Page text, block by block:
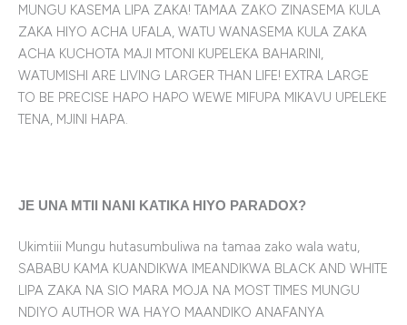
MUNGU KASEMA LIPA ZAKA! TAMAA ZAKO ZINASEMA KULA
ZAKA HIYO ACHA UFALA, WATU WANASEMA KULA ZAKA
ACHA KUCHOTA MAJI MTONI KUPELEKA BAHARINI,
WATUMISHI ARE LIVING LARGER THAN LIFE! EXTRA LARGE
TO BE PRECISE HAPO HAPO WEWE MIFUPA MIKAVU UPELEKE
TENA, MJINI HAPA.
JE UNA MTII NANI KATIKA HIYO PARADOX?
Ukimtiii Mungu hutasumbuliwa na tamaa zako wala watu,
SABABU KAMA KUANDIKWA IMEANDIKWA BLACK AND WHITE
LIPA ZAKA NA SIO MARA MOJA NA MOST TIMES MUNGU
NDIYO AUTHOR WA HAYO MAANDIKO ANAFANYA